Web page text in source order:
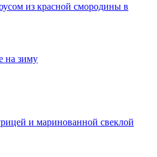
из красной смородины в
на зиму
и маринованной свеклой